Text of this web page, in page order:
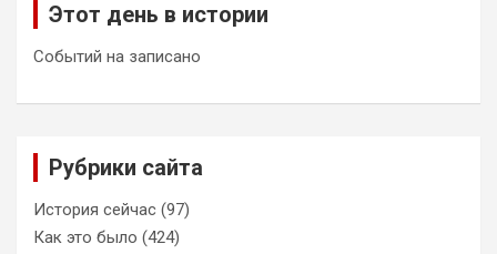
Этот день в истории
Событий на записано
Рубрики сайта
История сейчас (97)
Как это было (424)